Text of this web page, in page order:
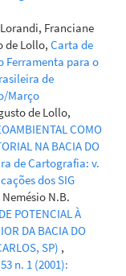
Franciane
de Lollo, Carta de
Ferramenta para o
de
Março
de Lollo,
COMO
NA BACIA DO
de Cartografia: v.
dos SIG
N.B.
POTENCIAL À
DA BACIA DO
SP) ,
n. 1 (2001):